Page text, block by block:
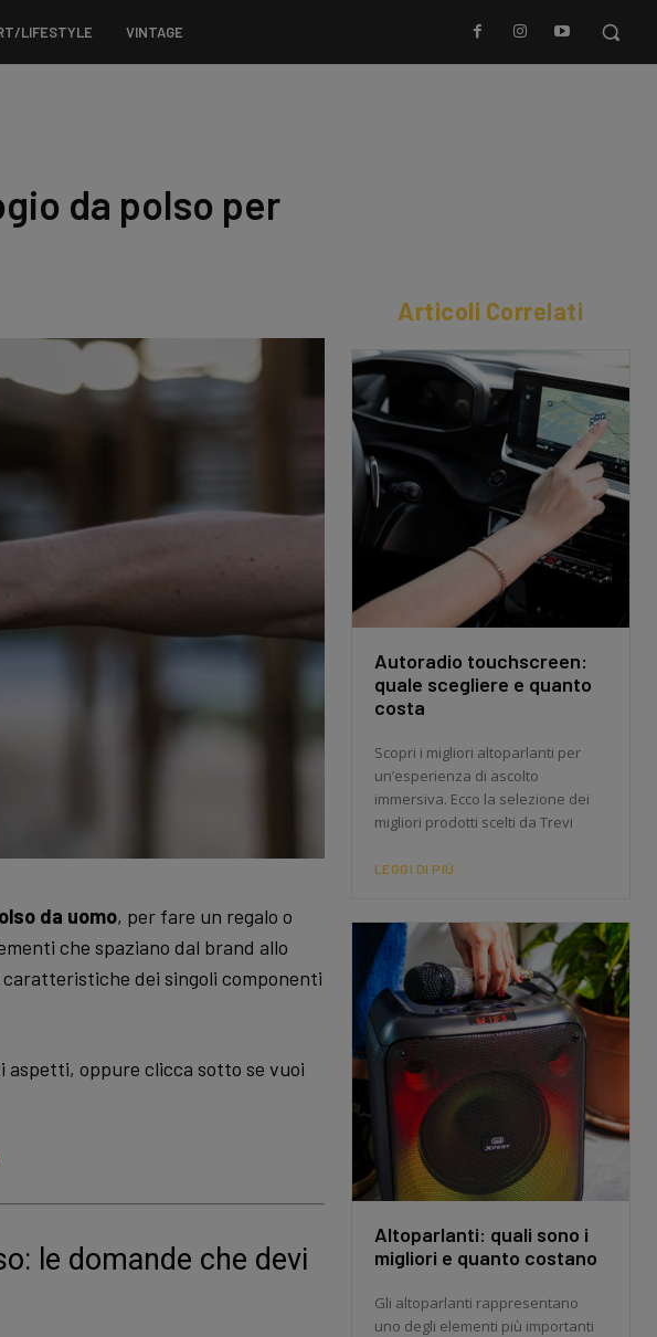
LIFESTYLE VINTAGE
da polso per
da uomo, per fare un regalo o
che spaziano dal brand allo
caratteristiche dei singoli componenti
aspetti, oppure clicca sotto se vuoi
le domande che devi
Articoli Correlati
Autoradio touchscreen:
quale scegliere e quanto
costa
Scopri i migliori altoparlanti per
un’esperienza di ascolto
immersiva. Ecco la selezione dei
migliori prodotti scelti da Trevi
LEGGI DI PIÙ
Altoparlanti: quali sono i
migliori e quanto costano
Gli altoparlanti rappresentano
uno degli elementi più importanti